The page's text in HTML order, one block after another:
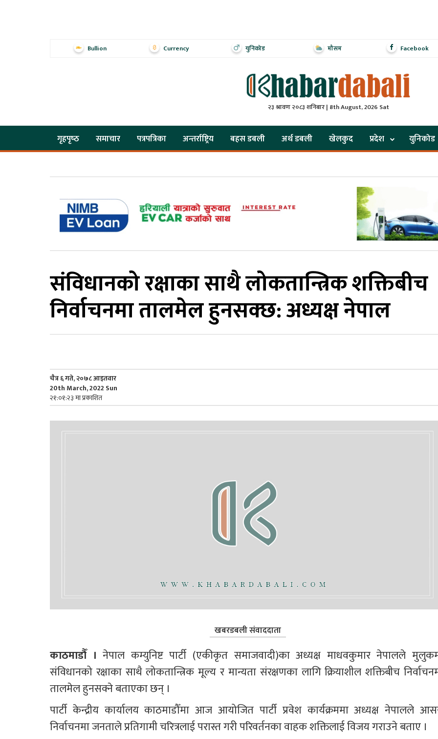
Bullion Currency युनिकोड मौसम Facebook
२३ श्रावण २०८३ शनिबार | 8th August, 2026 Sat
गृहपृष्‍ठ समाचार पत्रपत्रिका अन्तर्राष्ट्रिय बहस डबली अर्थ डबली खेलकुद प्रदेश युनिकोड
संविधानको रक्षाका साथै लोकतान्त्रिक शक्तिबीच
निर्वाचनमा तालमेल हुनसक्छ: अध्यक्ष नेपाल
चैत्र ६ गते, २०७८ आइतवार
20th March, 2022 Sun
२१:०१:२३ मा प्रकाशित
खबरडबली संवाददाता
काठमाडौँ । नेपाल कम्युनिष्ट पार्टी (एकीकृत समाजवादी)का अध्यक्ष माधवकुमार नेपालले
संविधानको रक्षाका साथै लोकतान्त्रिक मूल्य र मान्यता संरक्षणका लागि क्रियाशील शक्तिबीच
तालमेल हुनसक्ने बताएका छन् ।
पार्टी केन्द्रीय कार्यालय काठमाडौँमा आज आयोजित पार्टी प्रवेश कार्यक्रममा अध्यक्ष नेपालले
निर्वाचनमा जनताले प्रतिगामी चरित्रलाई परास्त गरी परिवर्तनका वाहक शक्तिलाई विजय गराउने बताए ।